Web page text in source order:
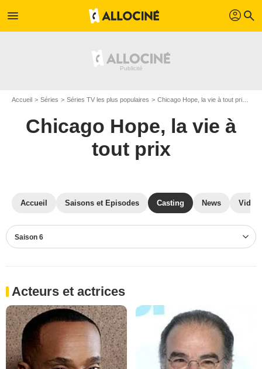
menu profil search
Accueil Séries Séries TV les plus populaires Chicago Hope, la vie à tout prix
Chicago Hope, la vie à
tout prix
Accueil Saisons et Episodes Casting News
Saison 6
Acteurs et actrices